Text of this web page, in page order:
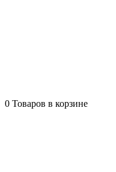
0 Товаров в корзине